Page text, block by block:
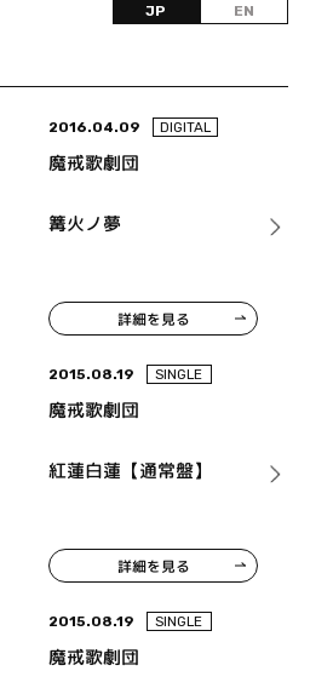
JP EN
2016.04.09 DIGITAL
魔戒歌劇団
篝火ノ夢
詳細を見る
2015.08.19 SINGLE
魔戒歌劇団
紅蓮白蓮【通常盤】
詳細を見る
2015.08.19 SINGLE
魔戒歌劇団